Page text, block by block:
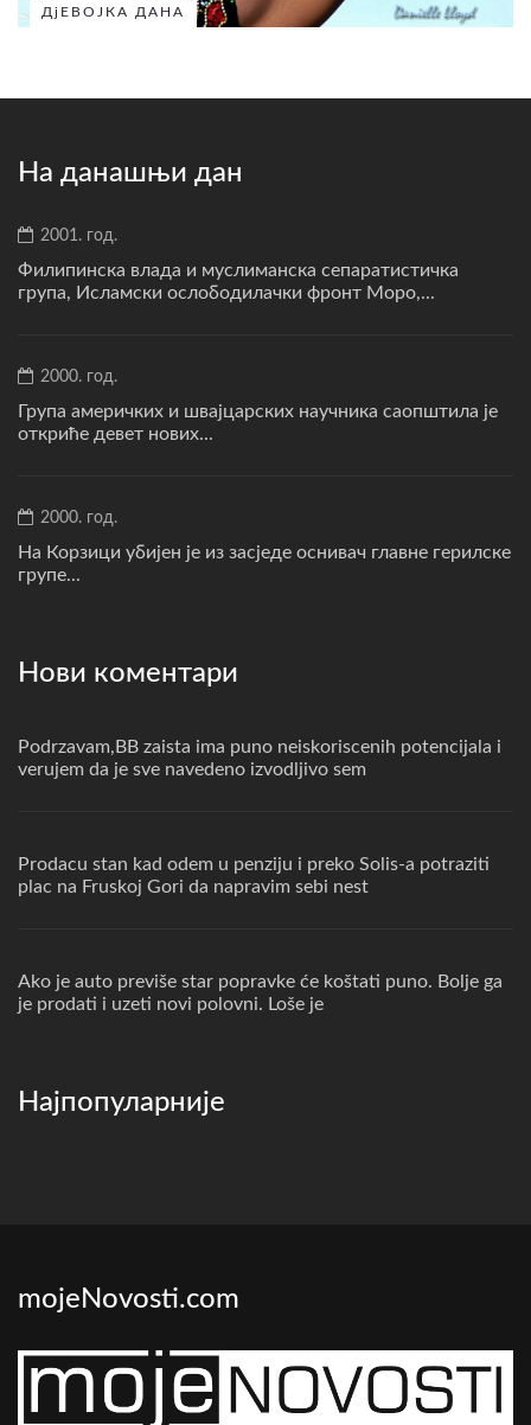
ДјЕВОЈКА ДАНА
На данашњи дан
2001. год.
Филипинска влада и муслиманска сепаратистичка
група, Исламски ослободилачки фронт Моро,...
2000. год.
Група америчких и швајцарских научника саопштила је
откриће девет нових...
2000. год.
На Корзици убијен је из засједе оснивач главне герилске
групе...
Нови коментари
Podrzavam,BB zaista ima puno neiskoriscenih potencijala i
verujem da je sve navedeno izvodljivo sem
Prodacu stan kad odem u penziju i preko Solis-a potraziti
plac na Fruskoj Gori da napravim sebi nest
Ako je auto previše star popravke će koštati puno. Bolje ga
je prodati i uzeti novi polovni. Loše je
Најпопуларније
mojeNovosti.com